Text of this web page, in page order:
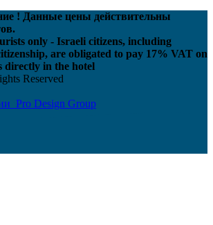
! Данные цены действительны
only - Israeli citizens, including
are obligated to pay 17% VAT on
directly in the hotel
Reserved
Pro Design Group